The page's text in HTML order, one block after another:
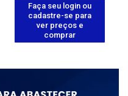
Faça seu login ou
cadastre-se para
ver preços e
comprar